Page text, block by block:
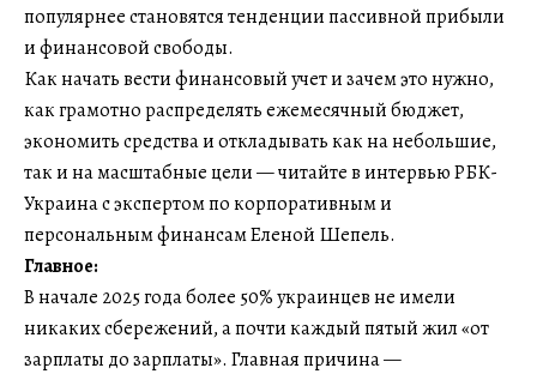
популярнее становятся тенденции пассивной прибыли
и финансовой свободы.
Как начать вести финансовый учет и зачем это нужно,
как грамотно распределять ежемесячный бюджет,
экономить средства и откладывать как на небольшие,
так и на масштабные цели — читайте в интервью РБК-
Украина с экспертом по корпоративным и
персональным финансам Еленой Шепель.
Главное:
В начале 2025 года более 50% украинцев не имели
никаких сбережений, а почти каждый пятый жил «от
зарплаты до зарплаты». Главная причина —